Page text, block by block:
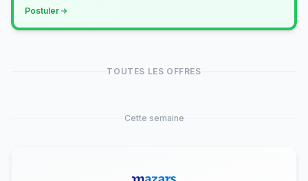
Postuler
TOUTES LES OFFRES
Cette semaine